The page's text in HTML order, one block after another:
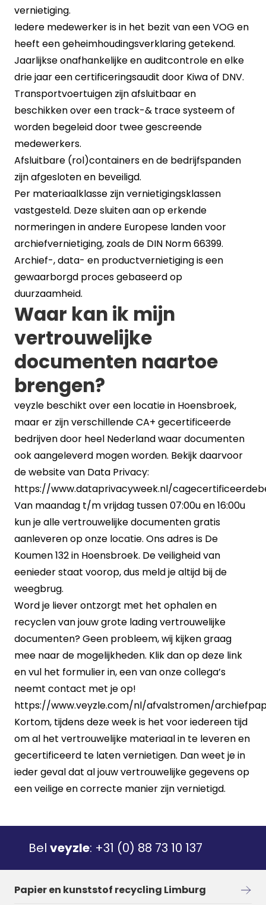
vernietiging.
Iedere medewerker is in het bezit van een VOG en
heeft een geheimhoudingsverklaring getekend.
Jaarlijkse onafhankelijke en auditcontrole en elke
drie jaar een certificeringsaudit door Kiwa of DNV.
Transportvoertuigen zijn afsluitbaar en
beschikken over een track-& trace systeem of
worden begeleid door twee gescreende
medewerkers.
Afsluitbare (rol)containers en de bedrijfspanden
zijn afgesloten en beveiligd.
Per materiaalklasse zijn vernietigingsklassen
vastgesteld. Deze sluiten aan op erkende
normeringen in andere Europese landen voor
archiefvernietiging, zoals de DIN Norm 66399.
Archief-, data- en productvernietiging is een
gewaarborgd proces gebaseerd op
duurzaamheid.
Waar kan ik mijn
vertrouwelijke
documenten naartoe
brengen?
veyzle beschikt over een locatie in Hoensbroek,
maar er zijn verschillende CA+ gecertificeerde
bedrijven door heel Nederland waar documenten
ook aangeleverd mogen worden. Bekijk daarvoor
de website van Data Privacy:
https://www.dataprivacyweek.nl/
Van maandag t/m vrijdag tussen 07:00u en 16:00u
kun je alle vertrouwelijke documenten gratis
aanleveren op onze locatie. Ons adres is De
Koumen 132 in Hoensbroek. De veiligheid van
eenieder staat voorop, dus meld je altijd bij de
weegbrug.
Word je liever ontzorgt met het ophalen en
recyclen van jouw grote lading vertrouwelijke
documenten? Geen probleem, wij kijken graag
mee naar de mogelijkheden. Klik dan op deze link
en vul het formulier in, een van onze collega’s
neemt contact met je op!
https://www.veyzle.com/nl/afvalstromen/
Kortom, tijdens deze week is het voor iedereen tijd
om al het vertrouwelijke materiaal in te leveren en
gecertificeerd te laten vernietigen. Dan weet je in
ieder geval dat al jouw vertrouwelijke gegevens op
een veilige en correcte manier zijn vernietigd.
Bel veyzle: +31 (0) 88 73 10 137
Papier en kunststof recycling Limburg